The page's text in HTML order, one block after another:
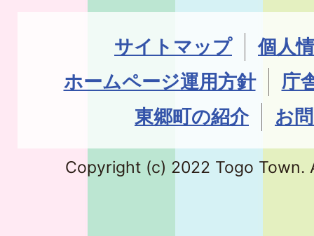
サイトマップ
個人
ホームページ運用方針
庁
東郷町の紹介
お
Copyright (c) 2022 Togo Town.